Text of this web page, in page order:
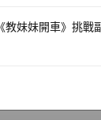
教妹妹開車》挑戰